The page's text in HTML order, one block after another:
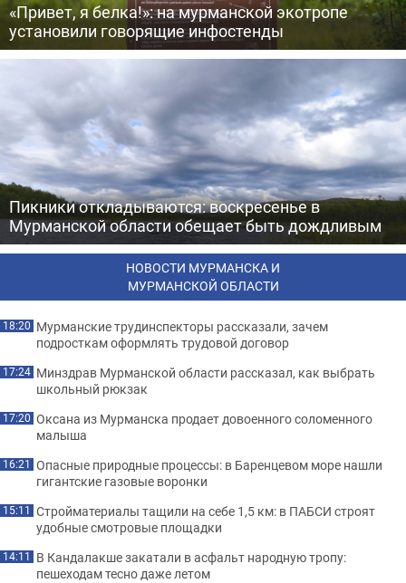
«Привет, я белка!»: на мурманской экотропе
установили говорящие инфостенды
Пикники откладываются: воскресенье в
Мурманской области обещает быть дождливым
НОВОСТИ МУРМАНСКА И
МУРМАНСКОЙ ОБЛАСТИ
18:20 Мурманские трудинспекторы рассказали, зачем
подросткам оформлять трудовой договор
17:24 Минздрав Мурманской области рассказал, как выбрать
школьный рюкзак
17:20 Оксана из Мурманска продает довоенного соломенного
малыша
16:21 Опасные природные процессы: в Баренцевом море нашли
гигантские газовые воронки
15:11 Стройматериалы тащили на себе 1,5 км: в ПАБСИ строят
удобные смотровые площадки
14:11 В Кандалакше закатали в асфальт народную тропу:
пешеходам тесно даже летом